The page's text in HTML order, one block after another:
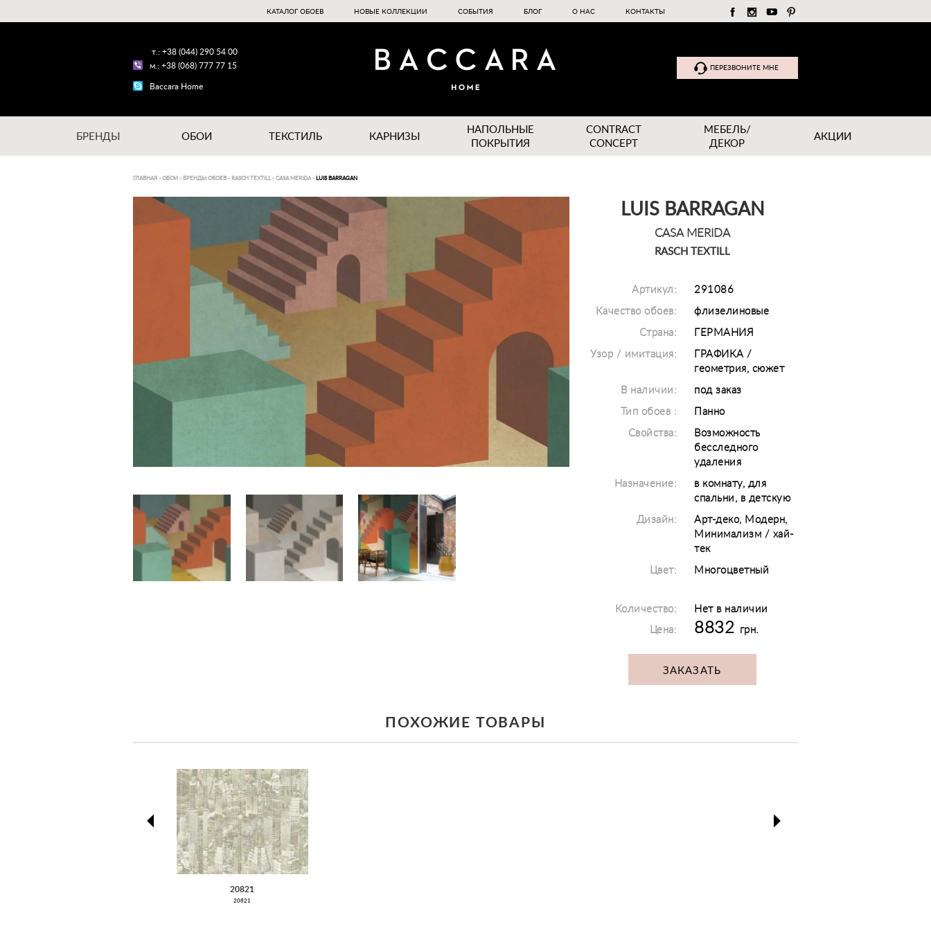
КАТАЛОГ ОБОЕВ НОВЫЕ КОЛЛЕКЦИИ СОБЫТИЯ БЛОГ О НАС КОНТАКТЫ
т.: +38 (044) 290 54 00
м.: +38 (068) 777 77 15
Baccara Home
ПЕРЕЗВОНИТЕ МНЕ
БРЕНДЫ ОБОИ ТЕКСТИЛЬ КАРНИЗЫ
НАПОЛЬНЫЕ
ПОКРЫТИЯ
CONTRACT
CONCEPT
МЕБЕЛЬ/
ДЕКОР
АКЦИИ
ГЛАВНАЯ - ОБОИ - БРЕНДЫ ОБОЕВ - RASCH TEXTILL- CASA MERIDA- LUIS BARRAGAN
LUIS BARRAGAN
CASA MERIDA
RASCH TEXTILL
Артикул: 291086
Качество обоев: флизелиновые
Страна: ГЕРМАНИЯ
Узор / имитация:
ГРАФИКА /
геометрия, сюжет
В наличии: под заказ
Тип обоев : Панно
Свойства:
Возможность
бесследного
удаления
Назначение:
в комнату, для
спальни, в детскую
Дизайн:
Арт-деко, Модерн,
Минимализм / хай-
тек
Цвет: Многоцветный
Количество:
Нет в наличии
Цена:
8832 грн.
ЗАКАЗАТЬ
ПОХОЖИЕ ТОВАРЫ
20821
20821